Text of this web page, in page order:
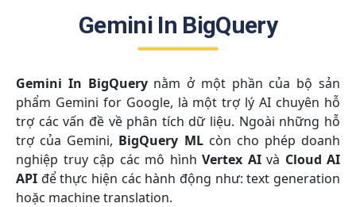
Gemini In BigQuery
Gemini In BigQuerynằm ở một phần của bộ sản
phẩm Gemini for Google, là một trợ lý AI chuyên hỗ
trợ các vấn đề về phân tích dữ liệu. Ngoài những hỗ
trợ của Gemini, BigQuery MLcòn cho phép doanh
nghiệp truy cập các mô hình Vertex AIvà Cloud AI
API để thực hiện các hành động như: text generation
hoặc machine translation.